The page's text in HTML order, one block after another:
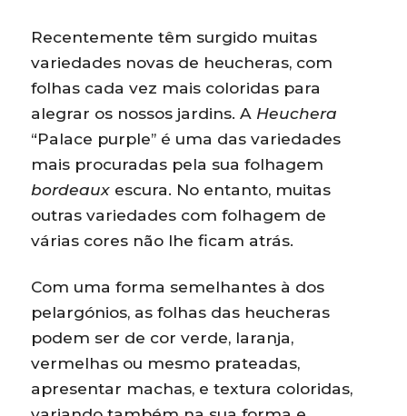
Recentemente têm surgido muitas
variedades novas de heucheras, com
folhas cada vez mais coloridas para
alegrar os nossos jardins. A Heuchera
“Palace purple” é uma das variedades
mais procuradas pela sua folhagem
bordeaux escura. No entanto, muitas
outras variedades com folhagem de
várias cores não lhe ficam atrás.
Com uma forma semelhantes à dos
pelargónios, as folhas das heucheras
podem ser de cor verde, laranja,
vermelhas ou mesmo prateadas,
apresentar machas, e textura coloridas,